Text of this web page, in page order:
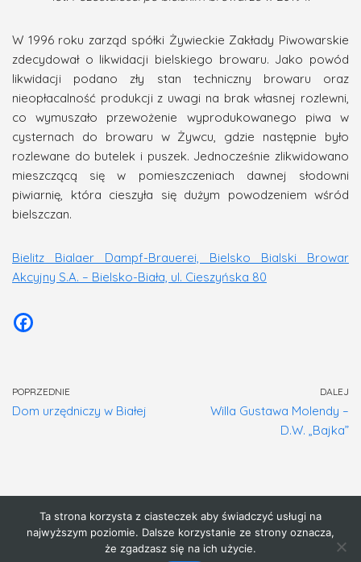
W 1996 roku zarząd spółki Żywieckie Zakłady Piwowarskie
zdecydował o likwidacji bielskiego browaru. Jako powód
likwidacji podano zły stan techniczny browaru oraz
nieopłacalność produkcji z uwagi na brak własnej rozlewni,
co wymuszało przewożenie wyprodukowanego piwa w
cysternach do browaru w Żywcu, gdzie następnie było
rozlewane do butelek i puszek. Jednocześnie zlikwidowano
mieszczącą się w pomieszczeniach dawnej słodowni
piwiarnię, która cieszyła się dużym powodzeniem wśród
bielszczan.
Bielitz Bialaer Dampf-Brauerei, Bielsko Bialski Browar
Akcyjny S.A. – Bielsko-Biała, ul. Cieszyńska 80
POPRZEDNIE
Dom urzędniczy w Białej
DALEJ
Willa Gustawa Molendy –
D.W. „Bajka”
Strona główna
Ta strona korzysta z ciasteczek aby świadczyć usługi na
najwyższym poziomie. Dalsze korzystanie ze strony oznacza,
że zgadzasz się na ich użycie.